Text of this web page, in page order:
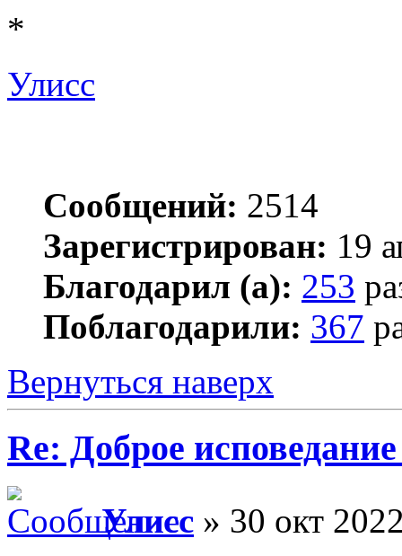
*
Улисс
Сообщений: 2514
Зарегистрирован: 19
Благодарил (а): 253
Поблагодарили: 367
Вернуться наверх
Re: Доброе
Улисс » 30 окт